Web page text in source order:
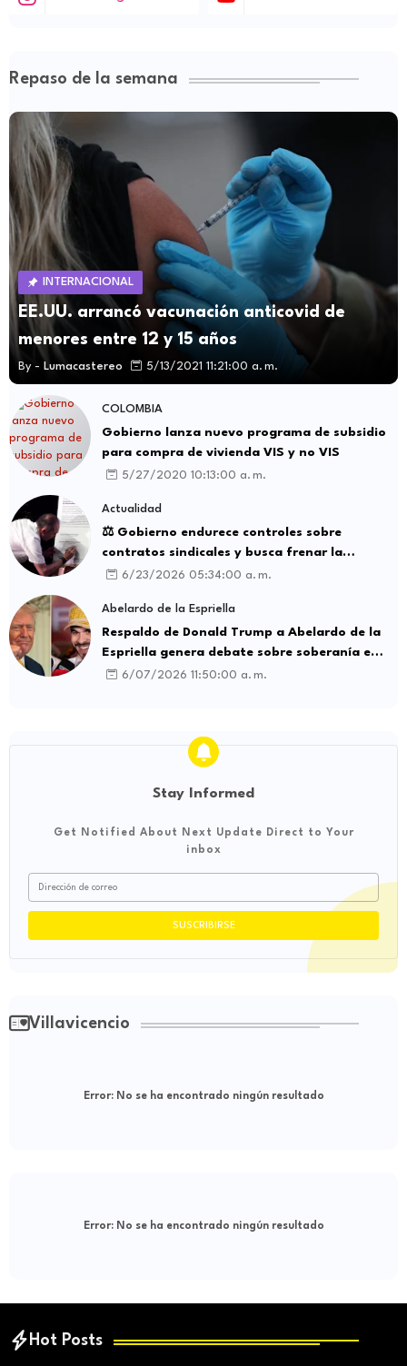
Repaso de la semana
INTERNACIONAL
EE.UU. arrancó vacunación anticovid de
menores entre 12 y 15 años
By - Lumacastereo 5/13/2021 11:21:00 a. m.
COLOMBIA
Gobierno lanza nuevo programa de subsidio
para compra de vivienda VIS y no VIS
5/27/2020 10:13:00 a. m.
Actualidad
⚖️ Gobierno endurece controles sobre
contratos sindicales y busca frenar la
intermediación laboral ilegal
6/23/2026 05:34:00 a. m.
Abelardo de la Espriella
Respaldo de Donald Trump a Abelardo de la
Espriella genera debate sobre soberanía e
influencia internacional
6/07/2026 11:50:00 a. m.
Stay Informed
Get Notified About Next Update Direct to Your
inbox
Villavicencio
Error:No se ha encontrado ningún resultado
Error:No se ha encontrado ningún resultado
Hot Posts